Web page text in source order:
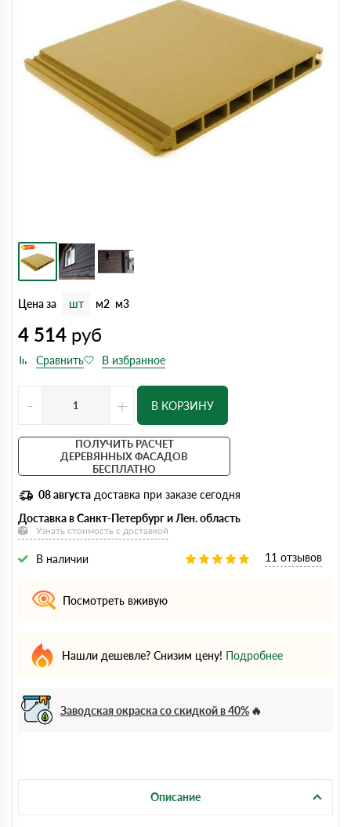
Цена за шт м2 м3
4 514 руб
- + В КОРЗИНУ
ПОЛУЧИТЬ РАСЧЕТ
ДЕРЕВЯННЫХ ФАСАДОВ
БЕСПЛАТНО
08 августа доставка при заказе сегодня
Доставка в Санкт-Петербург и Лен. область
Узнать стоимость с доставкой
В наличии 11 отзывов
Посмотреть вживую
Нашли дешевле? Снизим цену! Подробнее
Заводская окраска со скидкой в 40%
Описание